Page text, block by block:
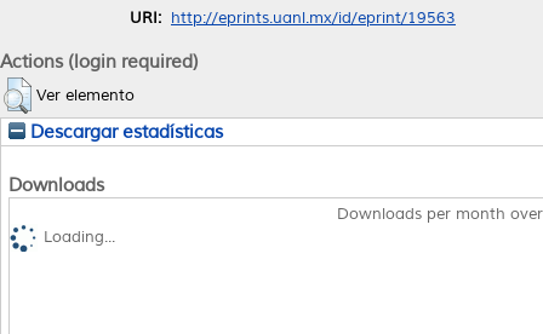
URI: http://eprints.uanl.mx/id/eprint/19563
Actions (login required)
Ver elemento
Descargar estadísticas
Downloads
Downloads per month
Loading...